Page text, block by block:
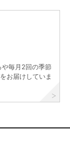
や毎月2回の季節
お届けしていま